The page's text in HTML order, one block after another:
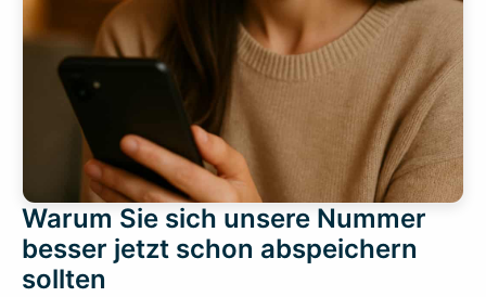
Warum Sie sich unsere Nummer
besser jetzt schon abspeichern
sollten